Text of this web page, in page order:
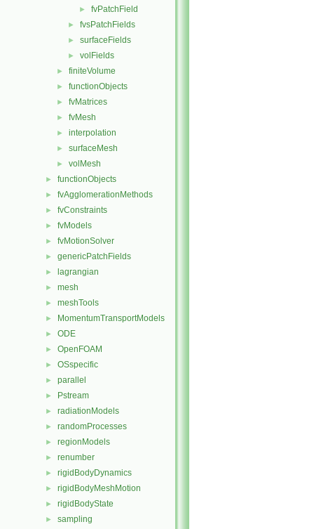
► fvPatchField
► fvsPatchFields
► surfaceFields
► volFields
► finiteVolume
► functionObjects
► fvMatrices
► fvMesh
► interpolation
► surfaceMesh
► volMesh
► functionObjects
► fvAgglomerationMethods
► fvConstraints
► fvModels
► fvMotionSolver
► genericPatchFields
► lagrangian
► mesh
► meshTools
► MomentumTransportModels
► ODE
► OpenFOAM
► OSspecific
► parallel
► Pstream
► radiationModels
► randomProcesses
► regionModels
► renumber
► rigidBodyDynamics
► rigidBodyMeshMotion
► rigidBodyState
► sampling